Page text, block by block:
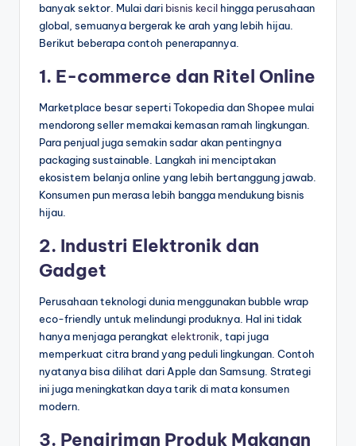
banyak sektor. Mulai dari bisnis kecil hingga perusahaan
global, semuanya bergerak ke arah yang lebih hijau.
Berikut beberapa contoh penerapannya.
1. E-commerce dan Ritel Online
Marketplace besar seperti Tokopedia dan Shopee mulai
mendorong seller memakai kemasan ramah lingkungan.
Para penjual juga semakin sadar akan pentingnya
packaging sustainable. Langkah ini menciptakan
ekosistem belanja online yang lebih bertanggung jawab.
Konsumen pun merasa lebih bangga mendukung bisnis
hijau.
2. Industri Elektronik dan
Gadget
Perusahaan teknologi dunia menggunakan bubble wrap
eco-friendly untuk melindungi produknya. Hal ini tidak
hanya menjaga perangkat elektronik , tapi juga
memperkuat citra brand yang peduli lingkungan. Contoh
nyatanya bisa dilihat dari Apple dan Samsung. Strategi
ini juga meningkatkan daya tarik di mata konsumen
modern.
3. Pengiriman Produk Makanan